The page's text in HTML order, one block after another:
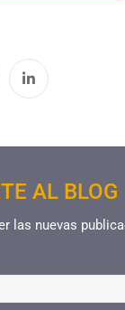
AL BLOG
las nuevas